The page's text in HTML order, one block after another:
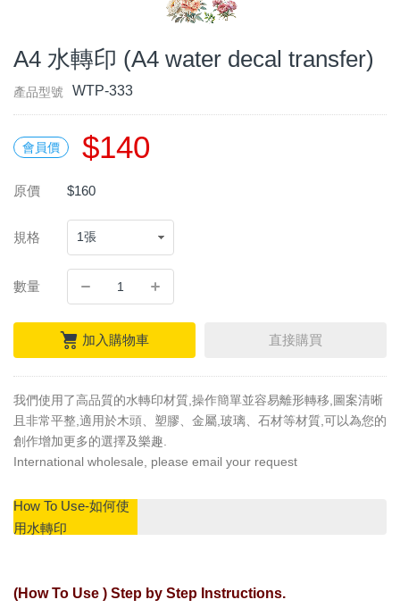
A4 水轉印 (A4 water decal transfer)
產品型號 WTP-333
會員價 $140
原價 $160
規格
數量
加入購物車 直接購買
我們使用了高品質的水轉印材質,操作簡單並容易離形轉移,圖案清晰
且非常平整,適用於木頭、塑膠、金屬,玻璃、石材等材質,可以為您的
創作增加更多的選擇及樂趣.
International wholesale, please email your request
How To Use-如何使
用水轉印
(How To Use ) Step by Step Instructions.